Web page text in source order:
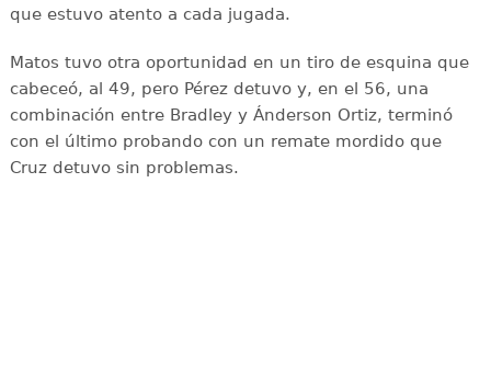
que estuvo atento a cada jugada.
Matos tuvo otra oportunidad en un tiro de esquina que
cabeceó, al 49, pero Pérez detuvo y, en el 56, una
combinación entre Bradley y Ánderson Ortiz, terminó
con el último probando con un remate mordido que
Cruz detuvo sin problemas.